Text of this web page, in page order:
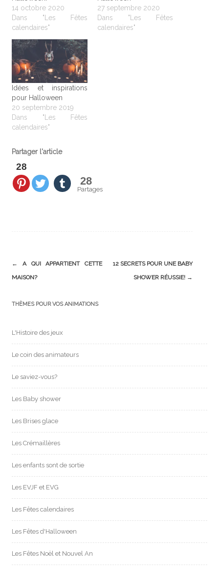
14 octobre 2020
Dans "Les Fêtes
calendaires"
27 septembre 2020
Dans "Les Fêtes
calendaires"
Idées et inspirations
pour Halloween
20 septembre 2019
Dans "Les Fêtes
calendaires"
Partager l'article
28
28
Partages
Post
navigation
←
A QUI APPARTIENT CETTE
MAISON?
12 SECRETS POUR UNE BABY
SHOWER RÉUSSIE! →
THÈMES POUR VOS ANIMATIONS
L'Histoire des jeux
Le coin des animateurs
Le saviez-vous?
Les Baby shower
Les Brises glace
Les Crémaillères
Les enfants sont de sortie
Les EVJF et EVG
Les Fêtes calendaires
Les Fêtes d'Halloween
Les Fêtes Noël et Nouvel An